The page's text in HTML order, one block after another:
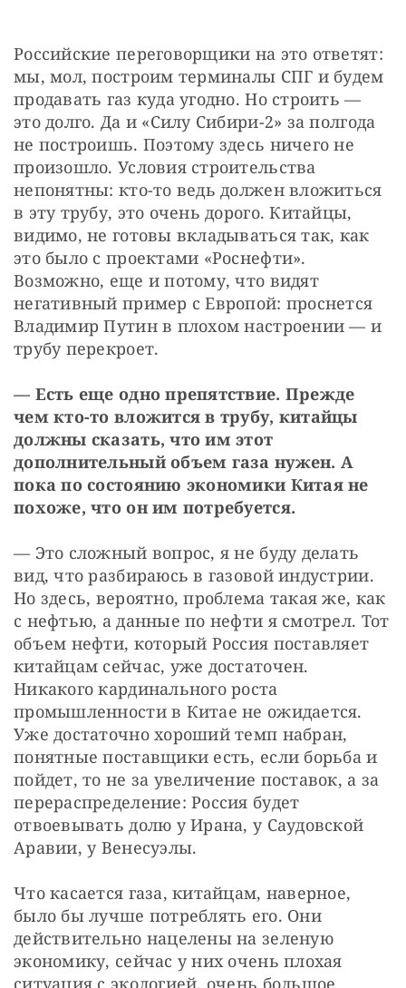
Российские переговорщики на это ответят:
мы, мол, построим терминалы СПГ и будем
продавать газ куда угодно. Но строить —
это долго. Да и «Силу Сибири-2» за полгода
не построишь. Поэтому здесь ничего не
произошло. Условия строительства
непонятны: кто-то ведь должен вложиться
в эту трубу, это очень дорого. Китайцы,
видимо, не готовы вкладываться так, как
это было с проектами «Роснефти».
Возможно, еще и потому, что видят
негативный пример с Европой: проснется
Владимир Путин в плохом настроении — и
трубу перекроет.
— Есть еще одно препятствие. Прежде
чем кто-то вложится в трубу, китайцы
должны сказать, что им этот
дополнительный объем газа нужен. А
пока по состоянию экономики Китая не
похоже, что он им потребуется.
— Это сложный вопрос, я не буду делать
вид, что разбираюсь в газовой индустрии.
Но здесь, вероятно, проблема такая же, как
с нефтью, а данные по нефти я смотрел. Тот
объем нефти, который Россия поставляет
китайцам сейчас, уже достаточен.
Никакого кардинального роста
промышленности в Китае не ожидается.
Уже достаточно хороший темп набран,
понятные поставщики есть, если борьба и
пойдет, то не за увеличение поставок, а за
перераспределение: Россия будет
отвоевывать долю у Ирана, у Саудовской
Аравии, у Венесуэлы.
Что касается газа, китайцам, наверное,
было бы лучше потреблять его. Они
действительно нацелены на зеленую
экономику, сейчас у них очень плохая
ситуация с экологией, очень большое